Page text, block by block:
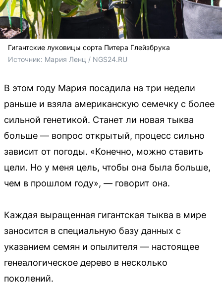
Гигантские луковицы сорта Питера Глейзбрука
Источник: Мария Ленц / NGS24.RU
В этом году Мария посадила на три недели
раньше и взяла американскую семечку с более
сильной генетикой. Станет ли новая тыква
больше — вопрос открытый, процесс сильно
зависит от погоды. «Конечно, можно ставить
цели. Но у меня цель, чтобы она была больше,
чем в прошлом году», — говорит она.
Каждая выращенная гигантская тыква в мире
заносится в специальную базу данных с
указанием семян и опылителя — настоящее
генеалогическое дерево в несколько
поколений.